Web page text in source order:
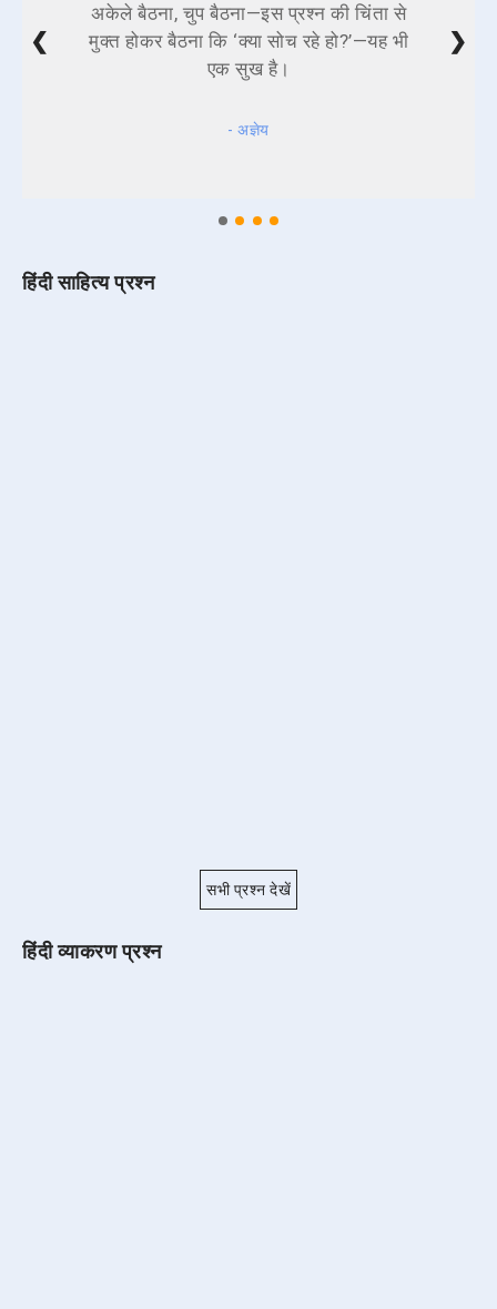
अकेले बैठना, चुप बैठना—इस प्रश्न की चिंता से
मुक्त होकर बैठना कि ‘क्या सोच रहे हो?’—यह भी
एक सुख है।
- अज्ञेय
❮ ❯
हिंदी साहित्य प्रश्न
सभी प्रश्न देखें
हिंदी व्याकरण प्रश्न